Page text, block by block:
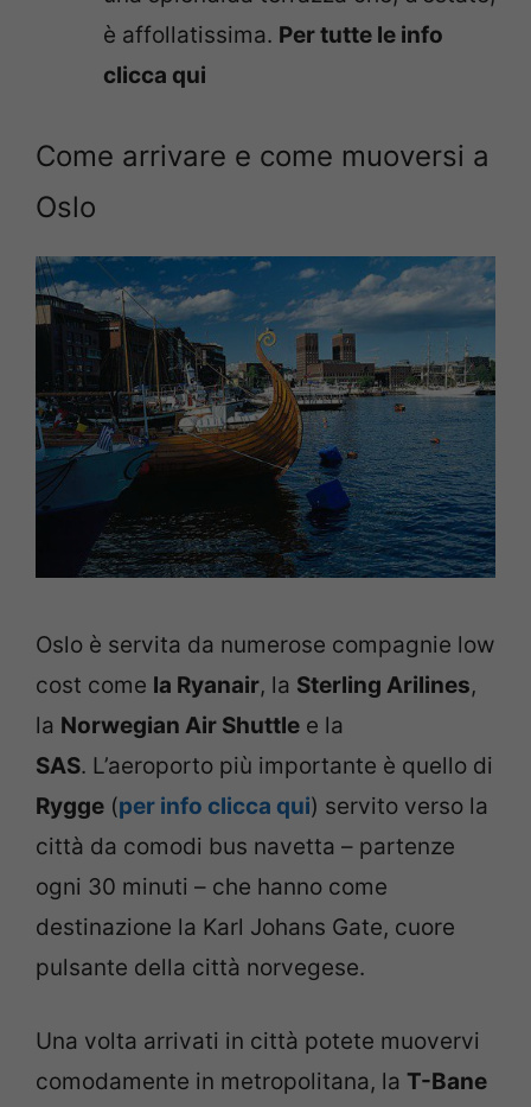
è affollatissima. Per tutte le info
clicca qui
Come arrivare e come muoversi a
Oslo
Oslo è servita da numerose compagnie low
cost come la Ryanair, la Sterling Arilines,
la Norwegian Air Shuttle e la
SAS. L’aeroporto più importante è quello di
Rygge (per info clicca qui) servito verso la
città da comodi bus navetta – partenze
ogni 30 minuti – che hanno come
destinazione la Karl Johans Gate, cuore
pulsante della città norvegese.
Una volta arrivati in città potete muovervi
comodamente in metropolitana, la T-Bane